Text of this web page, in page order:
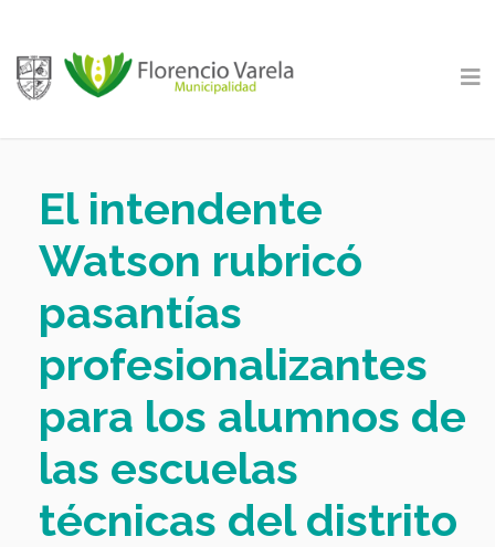
El intendente
Watson rubricó
pasantías
profesionalizantes
para los alumnos de
las escuelas
técnicas del distrito